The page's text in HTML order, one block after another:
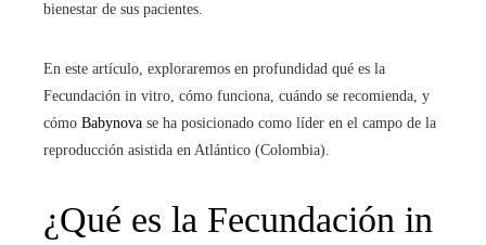
bienestar de sus pacientes.
En este artículo, exploraremos en profundidad qué es la
Fecundación in vitro, cómo funciona, cuándo se recomienda, y
cómo Babynova se ha posicionado como líder en el campo de la
reproducción asistida en Atlántico (Colombia).
¿Qué es la Fecundación in